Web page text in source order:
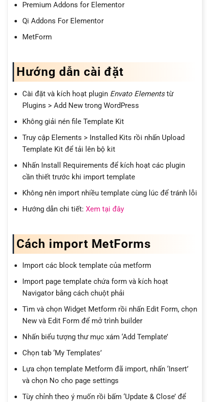
Premium Addons for Elementor
Qi Addons For Elementor
MetForm
Hướng dẫn cài đặt
Cài đặt và kích hoạt plugin Envato Elementstừ
Plugins > Add New trong WordPress
Không giải nén file Template Kit
Truy cập Elements > Installed Kits rồi nhấn Upload
Template Kit để tải lên bộ kit
Nhấn Install Requirements để kích hoạt các plugin
cần thiết trước khi import template
Không nên import nhiều template cùng lúc để tránh lỗi
Hướng dẫn chi tiết: Xem tại đây
Cách import MetForms
Import các block template của metform
Import page template chứa form và kích hoạt
Navigator bằng cách chuột phải
Tìm và chọn Widget Metform rồi nhấn Edit Form, chọn
New và Edit Form để mở trình builder
Nhấn biểu tượng thư mục xám ‘Add Template’
Chọn tab ‘My Templates’
Lựa chọn template Metform đã import, nhấn ‘Insert’
và chọn No cho page settings
Tùy chỉnh theo ý muốn rồi bấm ‘Update & Close’ để